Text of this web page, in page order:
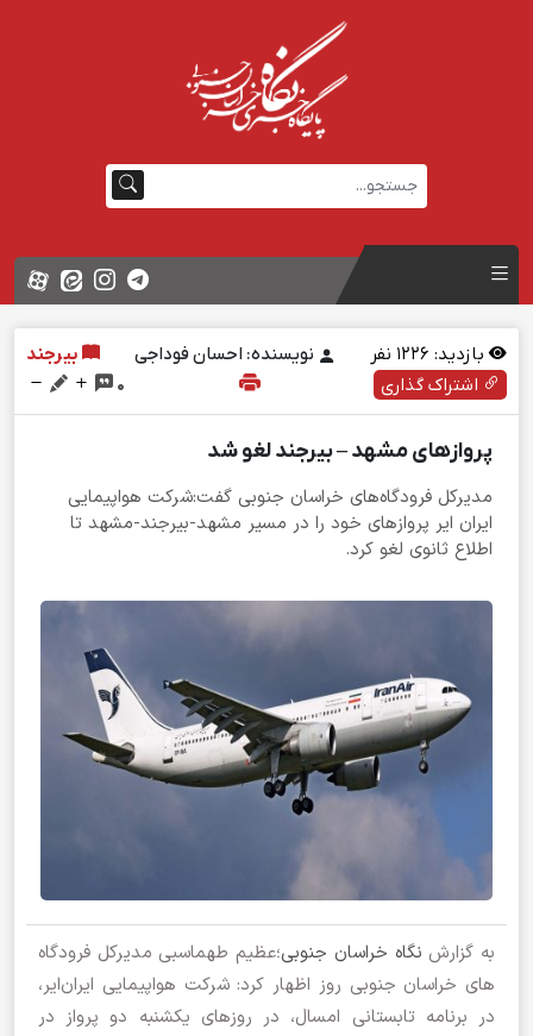
بازدید: نفر نویسنده: احسان فوداجی
بیرجند
اشتراک گذاری
0
پروازهای مشهد – بیرجند لغو شد
مدیرکل فرودگاه‌های خراسان جنوبی گفت:شرکت هواپیمایی
ایران ایر پروازهای خود را در مسیر مشهد-بیرجند-مشهد تا
اطلاع ثانوی لغو کرد.
به گزارش نگاه خراسان جنوبی؛عظیم طهماسبی مدیرکل فرودگاه
های خراسان جنوبی روز اظهار کرد: شرکت هواپیمایی ایران‌ایر،
در برنامه تابستانی امسال، در روزهای یکشنبه دو پرواز در